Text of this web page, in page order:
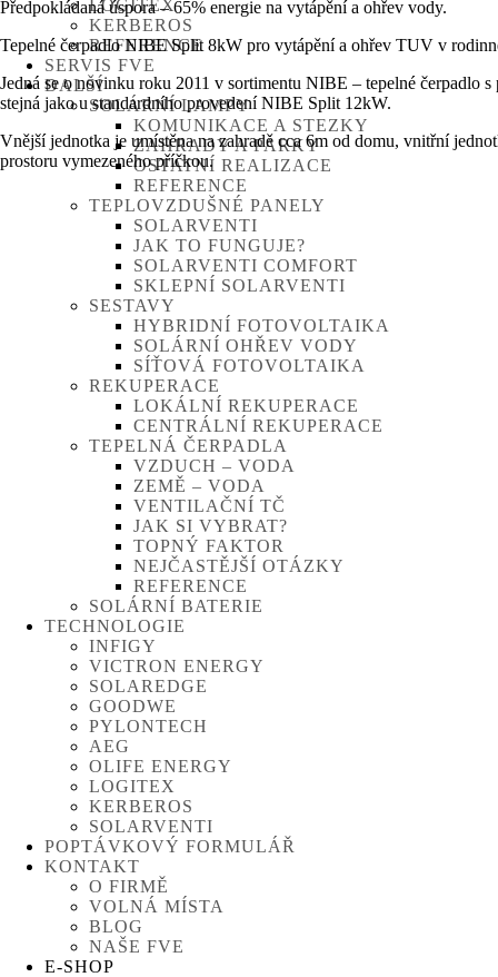
LOGITEX
KERBEROS
REFERENCE
SERVIS FVE
DALŠÍ
SOLÁRNÍ LAMPY
KOMUNIKACE A STEZKY
ZAHRADY A PARKY
OSTATNÍ REALIZACE
REFERENCE
TEPLOVZDUŠNÉ PANELY
SOLARVENTI
JAK TO FUNGUJE?
SOLARVENTI COMFORT
SKLEPNÍ SOLARVENTI
SESTAVY
HYBRIDNÍ FOTOVOLTAIKA
SOLÁRNÍ OHŘEV VODY
SÍŤOVÁ FOTOVOLTAIKA
REKUPERACE
LOKÁLNÍ REKUPERACE
CENTRÁLNÍ REKUPERACE
TEPELNÁ ČERPADLA
VZDUCH – VODA
ZEMĚ – VODA
VENTILAČNÍ TČ
JAK SI VYBRAT?
TOPNÝ FAKTOR
NEJČASTĚJŠÍ OTÁZKY
REFERENCE
SOLÁRNÍ BATERIE
TECHNOLOGIE
INFIGY
VICTRON ENERGY
SOLAREDGE
GOODWE
PYLONTECH
AEG
OLIFE ENERGY
LOGITEX
KERBEROS
SOLARVENTI
POPTÁVKOVÝ FORMULÁŘ
KONTAKT
O FIRMĚ
VOLNÁ MÍSTA
BLOG
NAŠE FVE
E-SHOP
Předpokládaná úspora – 65% energie na vytápění a ohřev vody.
Tepelné čerpadlo NIBE Split 8kW pro vytápění a ohřev TUV v
Jedná se o novinku roku 2011 v sortimentu NIBE – tepelné
stejná jako u standardního provedení NIBE Split 12kW.
Vnější jednotka je umístěna na zahradě cca 6m od domu, vnitřní
prostoru vymezeného příčkou.